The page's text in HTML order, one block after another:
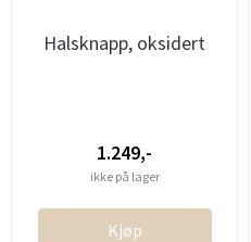
Halsknapp, oksidert
1.249,-
ikke på lager
Kjøp